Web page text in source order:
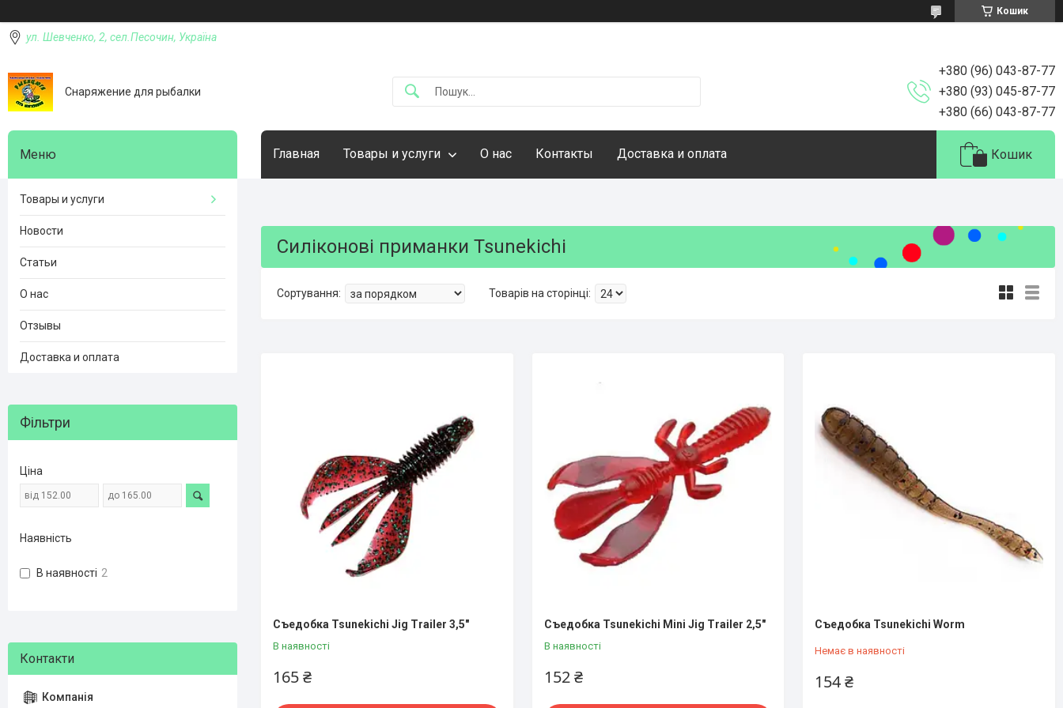
Кошик
ул. Шевченко, 2, сел.Песочин, Україна
Снаряжение для рыбалки
+380 (96) 043-87-77
+380 (93) 045-87-77
+380 (66) 043-87-77
Главная Товары и услуги О нас Контакты Доставка и оплата Кошик
Силіконові приманки Tsunekichi
Съедобка Tsunekichi Jig Trailer 3,5"
В наявності
165 ₴
Съедобка Tsunekichi Mini Jig Trailer 2,5"
В наявності
152 ₴
Съедобка Tsunekichi Worm
Немає в наявності
154 ₴
Товары и услуги
Новости
Статьи
О нас
Отзывы
Доставка и оплата
Фільтри
Ціна
Наявність
В наявності 2